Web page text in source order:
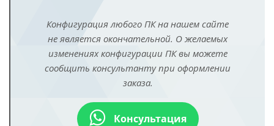
Конфигурация любого ПК на нашем сайте
не является окончательной. О желаемых
изменениях конфигурации ПК вы можете
сообщить консультанту при оформлении
заказа.
Консультация